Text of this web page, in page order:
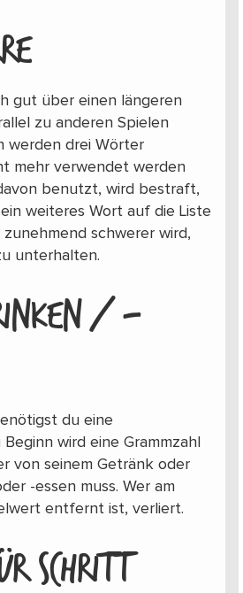
gut über einen längeren
zu anderen Spielen
werden drei Wörter
mehr verwendet werden
benutzt, wird bestraft,
weiteres Wort auf die Liste
schwerer wird,
unterhalten.
/ -
du eine
wird eine Grammzahl
von seinem Getränk oder
-essen muss. Wer am
entfernt ist, verliert.
SCHRITT